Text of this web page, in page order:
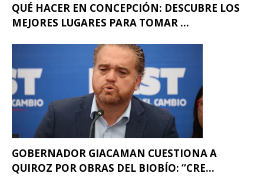
QUÉ HACER EN CONCEPCIÓN: DESCUBRE LOS
MEJORES LUGARES PARA TOMAR ...
GOBERNADOR GIACAMAN CUESTIONA A
QUIROZ POR OBRAS DEL BIOBÍO: “CRE...